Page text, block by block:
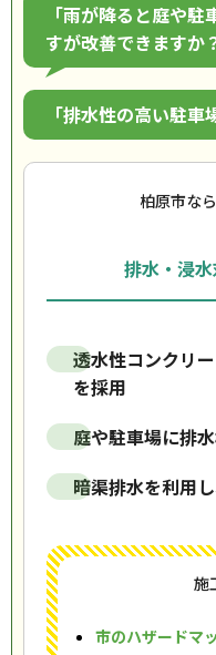
「雨が降ると庭や
すが改善できますか
「排水性の高い駐車
柏原市な
排水・浸
透水性コンクリ
を採用
庭や駐車場に排
暗渠排水を利用
施
市のハザードマ